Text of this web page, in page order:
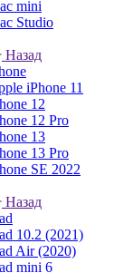
mini
Studio
Назад
iPhone 11
12
12 Pro
13
13 Pro
SE 2022
Назад
10.2 (2021)
Air (2020)
mini 6